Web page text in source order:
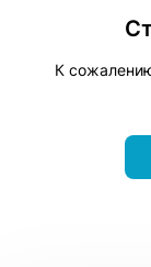
К